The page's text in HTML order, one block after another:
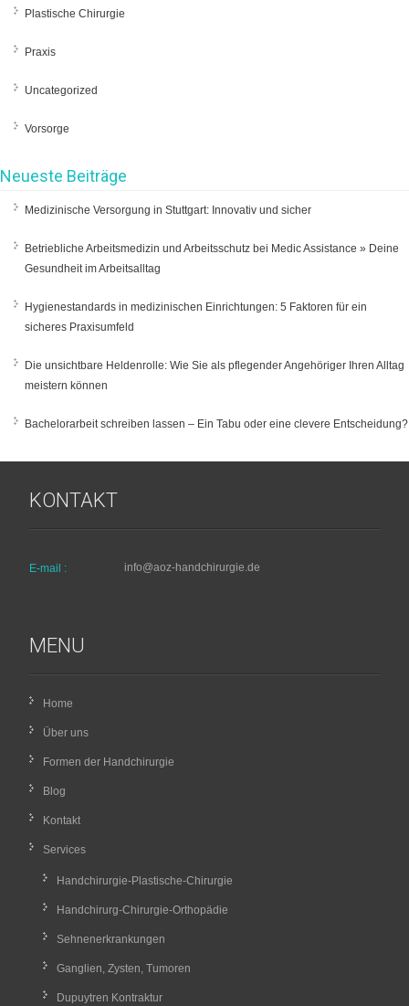
Plastische Chirurgie
Praxis
Uncategorized
Vorsorge
Neueste Beiträge
Medizinische Versorgung in Stuttgart: Innovativ und sicher
Betriebliche Arbeitsmedizin und Arbeitsschutz bei Medic Assistance » Deine
Gesundheit im Arbeitsalltag
Hygienestandards in medizinischen Einrichtungen: 5 Faktoren für ein
sicheres Praxisumfeld
Die unsichtbare Heldenrolle: Wie Sie als pflegender Angehöriger Ihren Alltag
meistern können
Bachelorarbeit schreiben lassen – Ein Tabu oder eine clevere Entscheidung?
KONTAKT
E-mail : info@aoz-handchirurgie.de
MENU
Home
Über uns
Formen der Handchirurgie
Blog
Kontakt
Services
Handchirurgie-Plastische-Chirurgie
Handchirurg-Chirurgie-Orthopädie
Sehnenerkrankungen
Ganglien, Zysten, Tumoren
Dupuytren Kontraktur